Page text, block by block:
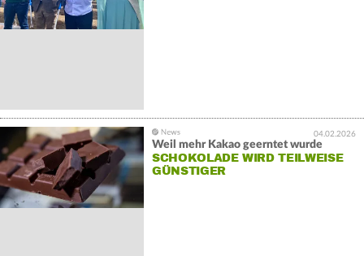
04.02.2026
Weil mehr Kakao geerntet wurde
SCHOKOLADE WIRD TEILWEISE
GÜNSTIGER